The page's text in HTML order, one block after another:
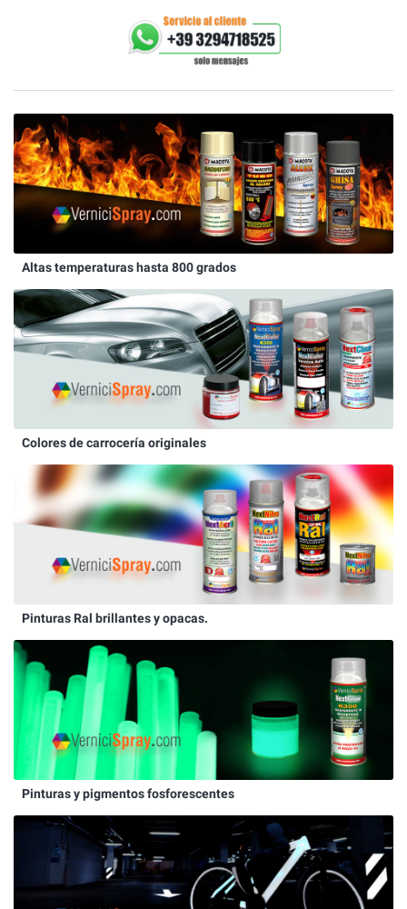
Altas temperaturas hasta 800 grados
Colores de carrocería originales
Pinturas Ral brillantes y opacas.
Pinturas y pigmentos fosforescentes